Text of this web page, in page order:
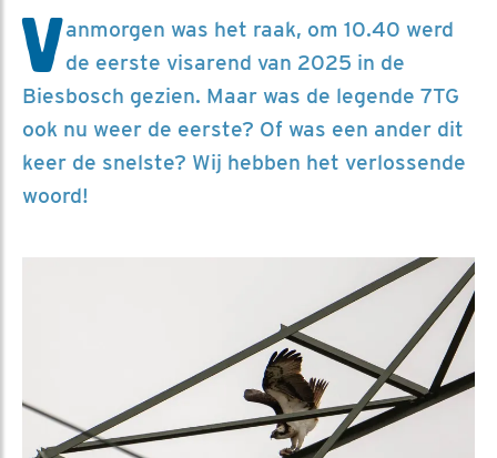
Vanmorgen was het raak, om 10.40 werd
de eerste visarend van 2025 in de
Biesbosch gezien. Maar was de legende 7TG
ook nu weer de eerste? Of was een ander dit
keer de snelste? Wij hebben het verlossende
woord!